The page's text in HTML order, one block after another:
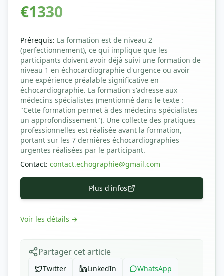
€1330
Prérequis: La formation est de niveau 2
(perfectionnement), ce qui implique que les
participants doivent avoir déjà suivi une formation de
niveau 1 en échocardiographie d'urgence ou avoir
une expérience préalable significative en
échocardiographie. La formation s'adresse aux
médecins spécialistes (mentionné dans le texte :
"Cette formation permet à des médecins spécialistes
un approfondissement"). Une collecte des pratiques
professionnelles est réalisée avant la formation,
portant sur les 7 dernières échocardiographies
urgentes réalisées par le participant.
Contact: contact.echographie@gmail.com
Plus d'infos
Voir les détails →
Partager cet article
Twitter LinkedIn WhatsApp